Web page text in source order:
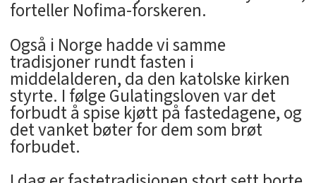
forteller Nofima-forskeren.
Også i Norge hadde vi samme
tradisjoner rundt fasten i
middelalderen, da den katolske kirken
styrte. I følge Gulatingsloven var det
forbudt å spise kjøtt på fastedagene, og
det vanket bøter for dem som brøt
forbudet.